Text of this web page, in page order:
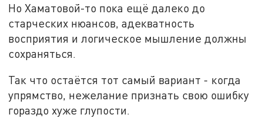
Но Хаматовой-то пока ещё далеко до
старческих нюансов, адекватность
восприятия и логическое мышление должны
сохраняться.
Так что остаётся тот самый вариант - когда
упрямство, нежелание признать свою ошибку
гораздо хуже глупости.